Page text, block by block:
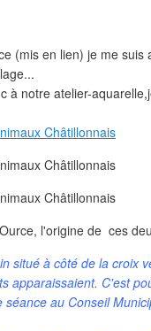
(mis en lien) je me
à notre atelier-
l'origine de ces
situé à côté de la croix
apparaissaient. C'est
séance au Conseil